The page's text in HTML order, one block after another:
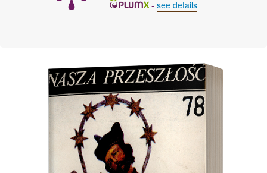
- see details